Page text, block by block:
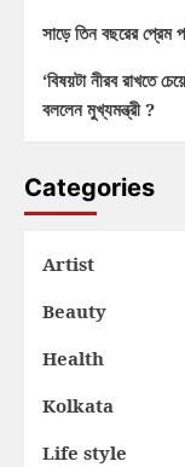
সাড়ে তিন বছরের
‘বিষয়টা নীরব রাখতে
বললেন মুখ্যমন্ত্রী ?
Categories
Artist
Beauty
Health
Kolkata
Life style